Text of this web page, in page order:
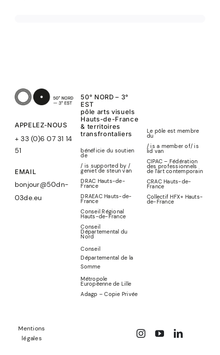
APPELEZ-NOUS
+ 33 (0)6 07 31 14
51
EMAIL
bonjour@50dn-
03de.eu
50° NORD – 3°
EST
pôle arts visuels
Hauts-de-France
& territoires
transfrontaliers
bénéficie du soutien
de
/ is supported by /
geniet de steun van
DRAC Hauts-de-
France
DRAEAC Hauts-de-
France
Conseil Régional
Hauts-de-France
Conseil
Départemental du
Nord
Conseil
Départemental de la
Somme
Métropole
Européenne de Lille
Adagp – Copie Privée
Le pôle est membre
du
/ is a member of/is
lid van
CIPAC – Fédération
des professionnels
de l’art contemporain
CRAC Hauts-de-
France
Collectif HFX+ Hauts-
de-France
Mentions
légales